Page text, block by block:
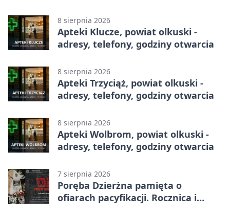
8 sierpnia 2026
Apteki Klucze, powiat olkuski -
adresy, telefony, godziny otwarcia
8 sierpnia 2026
Apteki Trzyciąż, powiat olkuski -
adresy, telefony, godziny otwarcia
8 sierpnia 2026
Apteki Wolbrom, powiat olkuski -
adresy, telefony, godziny otwarcia
7 sierpnia 2026
Poręba Dzierżna pamięta o
ofiarach pacyfikacji. Rocznica i